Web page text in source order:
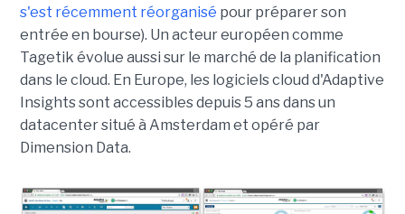
s'est récemment réorganisé pour préparer son
entrée en bourse). Un acteur européen comme
Tagetik évolue aussi sur le marché de la planification
dans le cloud. En Europe, les logiciels cloud d'Adaptive
Insights sont accessibles depuis 5 ans dans un
datacenter situé à Amsterdam et opéré par
Dimension Data.